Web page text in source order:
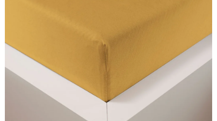
Obchodné podmienky
Podmienky ochrany osobných údajov
Reklamačný poriadok